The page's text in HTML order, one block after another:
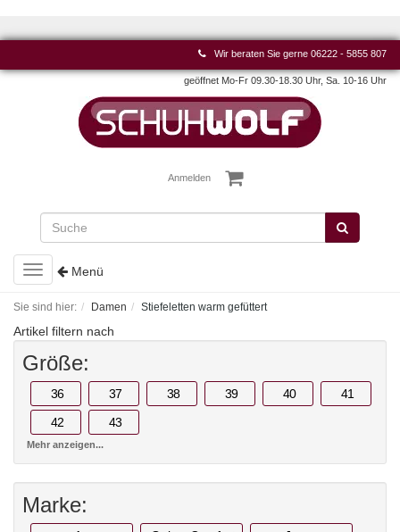
Wir beraten Sie gerne 06222 - 5855 807
geöffnet Mo-Fr 09.30-18.30 Uhr, Sa. 10-16 Uhr
Anmelden
Toggle
navigation
Menü
Sie sind hier: Damen Stiefeletten warm gefüttert
Artikel filtern nach
Größe:
36 37 38 39 40 41
42 43
Mehr anzeigen...
Marke: